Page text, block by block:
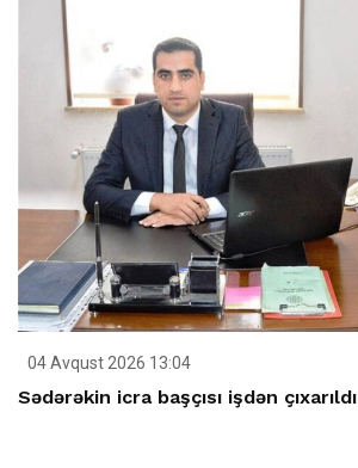
04 Avqust 2026 13:04
Sədərəkin icra başçısı işdən çıxarıldı